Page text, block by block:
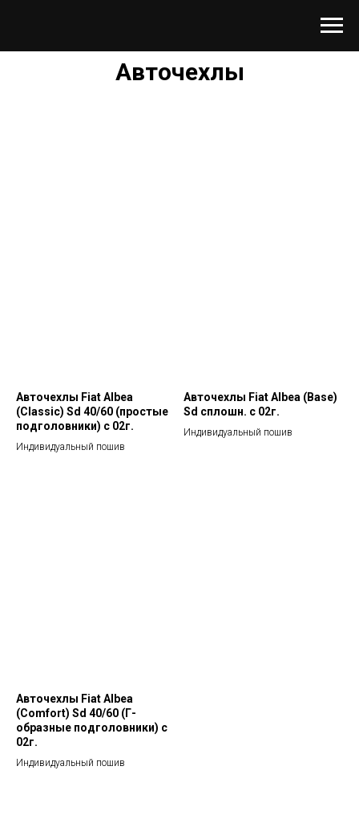
Авточехлы
Авточехлы Fiat Albea
(Classic) Sd 40/60 (простые
подголовники) с 02г.
Индивидуальный пошив
Авточехлы Fiat Albea (Base)
Sd сплошн. с 02г.
Индивидуальный пошив
Авточехлы Fiat Albea
(Comfort) Sd 40/60 (Г-
образные подголовники) с
02г.
Индивидуальный пошив